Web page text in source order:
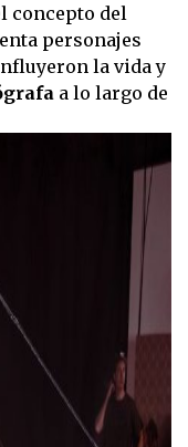
concepto del
personajes
la vida y
a lo largo de